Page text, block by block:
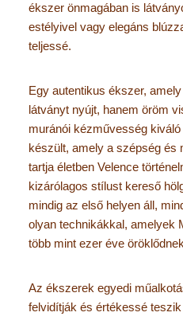
ékszer önmagában is
estélyivel vagy elegáns
teljessé.
Egy autentikus ékszer,
látványt nyújt, hanem öröm
muránói kézművesség
készült, amely a szépség és
tartja életben Velence
kizárólagos stílust kereső
mindig az első helyen áll,
olyan technikákkal, amelyek
több mint ezer éve
Az ékszerek egyedi
felvidítják és értékessé